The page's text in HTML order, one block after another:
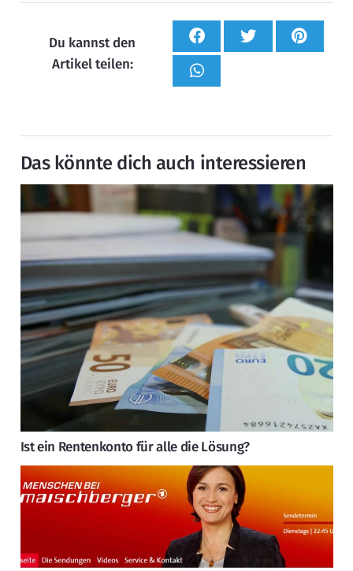
Du kannst den
Artikel teilen:
Das könnte dich auch interessieren
Ist ein Rentenkonto für alle die Lösung?